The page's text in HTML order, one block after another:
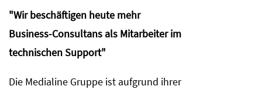
"Wir beschäftigen heute mehr
Business-Consultans als Mitarbeiter im
technischen Support"
Die Medialine Gruppe ist aufgrund ihrer